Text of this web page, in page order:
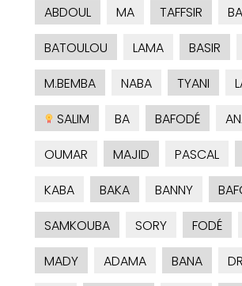
ABDOUL
MA TAFFSIR
BATOULOU
LAMA BASIR
M.BEMBA
NABA TYANI
SALIM
BA BAFODÉ
OUMAR
MAJID PASCAL
KABA
BAKA BANNY
SAMKOUBA
SORY FODÉ
MADY
ADAMA BANA